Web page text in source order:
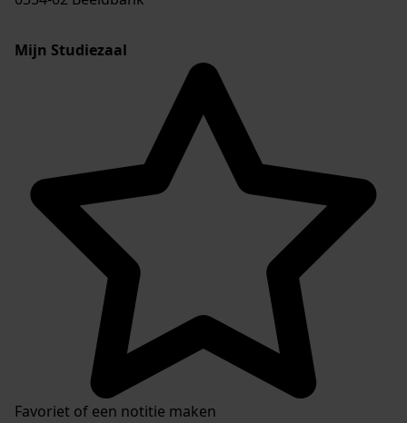
Mijn Studiezaal
Favoriet of een notitie maken